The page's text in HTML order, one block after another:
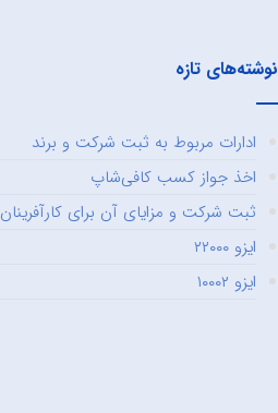
نوشته‌های تازه
ادارات مربوط به ثبت شرکت و برند
اخذ جواز کسب کافی‌شاپ
ثبت شرکت و مزایای آن برای کارآفرینان
ایزو ۲۲۰۰۰
ایزو ۱۰۰۰۲